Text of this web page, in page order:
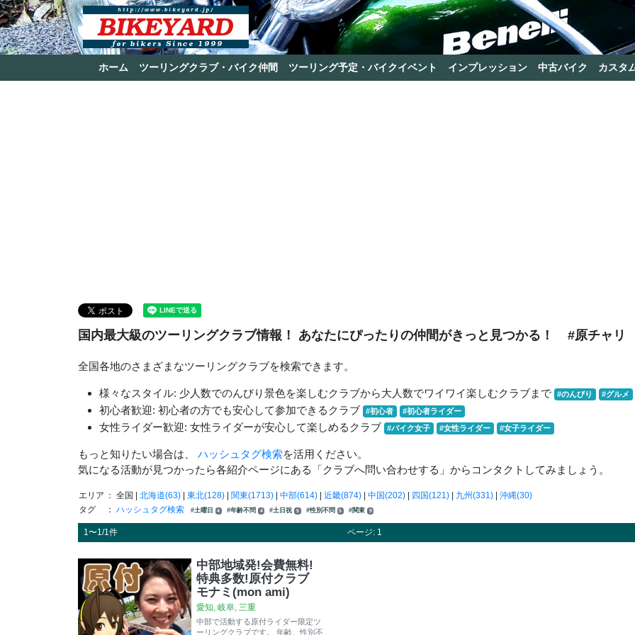
ホーム ツーリングクラブ・バイク仲間 ツーリング予定・バイクイベント インプレッション 中古バイク カスタ
国内最大級のツーリングクラブ情報！ あなたにぴったりの仲間がきっと見つかる！ #原チャリ
全国各地のさまざまなツーリングクラブを検索できます。
様々なスタイル: 少人数でのんびり景色を楽しむクラブから大人数でワイワイ楽しむクラブまで #のんびり #グルメ
初心者歓迎: 初心者の方でも安心して参加できるクラブ #初心者 #初心者ライダー
女性ライダー歓迎: 女性ライダーが安心して楽しめるクラブ #バイク女子 #女性ライダー #女子ライダー
もっと知りたい場合は、 ハッシュタグ検索を活用ください。
気になる活動が見つかったら各紹介ページにある「クラブへ問い合わせする」からコンタクトしてみましょう。
エリア ： 全国 | 北海道(63)| 東北(128)| 関東(1713)| 中部(614)| 近畿(874)| 中国(202)| 四国(121)| 九州(331)| 沖縄(30)
タグ
： ハッシュタグ検索 #土曜日 4 #年齢不問 4 #土日祝 5 #性別不問 5 #関東 9
1〜1/1件 ページ: 1
中部地域発!会費無料!
特典多数!原付クラブ
モナミ(mon ami)
愛知, 岐阜, 三重
中部で活動する原付ライダー限定ツ
ーリングクラブです。 年齢、性別不